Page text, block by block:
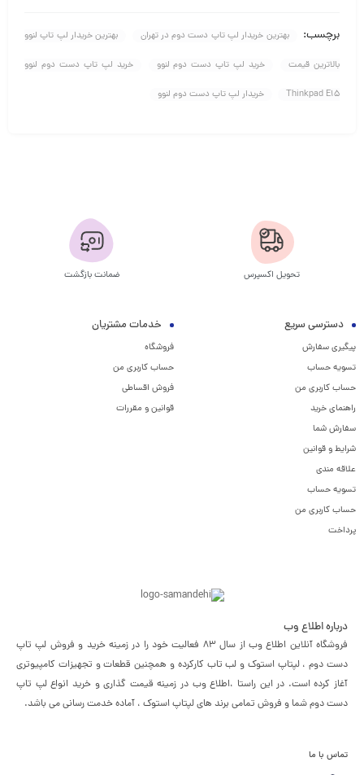
برچسب: بهترین خریدار لپ تاپ دست دوم در تهران بهترین خریدار لپ تاپ لنوو
بالاترین قیمت خرید لپ تاپ دست دوم لنوو خرید لپ تاپ دست دوم لنوو
Thinkpad E15 خریدار لپ تاپ دست دوم لنوو
تحویل اکسپرس ضمانت بازگشت
دسترسی سریع
پیگیری سفارش
تسویه حساب
حساب کاربری من
راهنمای خرید
سفارش شما
شرایط و قوانین
علاقه مندی
تسویه حساب
حساب کاربری من
پرداخت
خدمات مشتریان
فروشگاه
حساب کاربری من
فروش اقساطی
قوانین و مقررات
درباره اطلاع وب
فروشگاه آنلاین اطلاع وب از سال 83 فعالیت خود را در زمینه خرید و فروش لپ تاپ
دست دوم ، لپتاپ استوک و لب تاب کارکرده و همچنین قطعات و تجهیزات کامپیوتری
آغاز کرده است. در این راستا ،‌اطلاع وب در زمینه قیمت گذاری و خرید انواع لپ تاپ
دست دوم شما و فروش تمامی برند های لپتاپ استوک ، آماده خدمت رسانی می باشد.
تماس با ما